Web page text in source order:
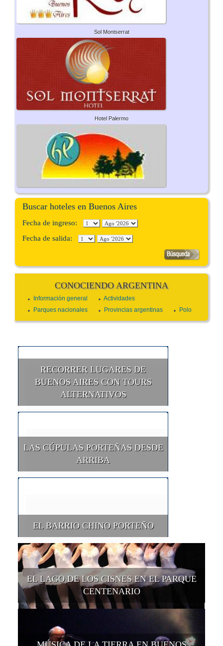
Sol Montserrat
Hotel Palermo
Buscar hoteles en Buenos Aires
Fecha de ingreso:
Fecha de salida:
CONOCIENDO ARGENTINA
Información general
Actividades
Parques nacionales
Provincias argentinas Polo
RECORRER LUGARES DE
BUENOS AIRES CON TOURS
ALTERNATIVOS
LAS CÚPULAS PORTEÑAS DESDE
ARRIBA
EL BARRIO CHINO PORTEÑO
EL LAGO DE LOS CISNES EN EL PARQUE
CENTENARIO